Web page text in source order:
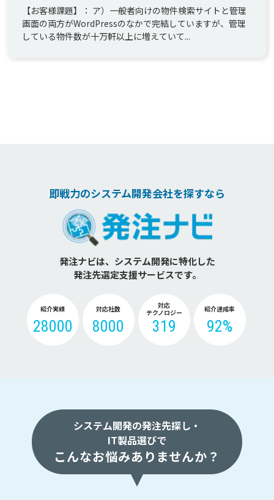
【お客様課題】： ア）一般者向けの物件検索サイトと管理
画面の両方がWordPressのなかで完結していますが、管理
している物件数が十万軒以上に増えていて...
即戦力のシステム開発会社を探すなら
発注ナビは、システム開発に特化した
発注先選定支援サービスです。
紹介実績
28000
対応社数
8000
対応
テクノロジー
319
紹介達成率
92%
システム開発の発注先探し・
IT製品選びで
こんなお悩みありませんか？